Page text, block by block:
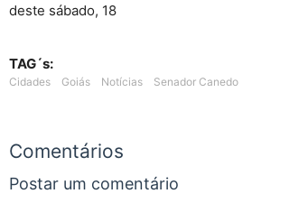
deste sábado, 18
TAG´s:
Cidades Goiás Notícias Senador Canedo
Comentários
Postar um comentário